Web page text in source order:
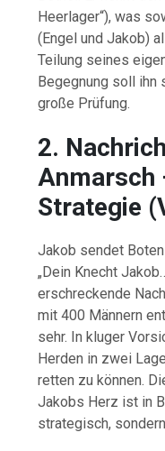
Heerlager“),was
(EngelundJakob)
Teilung seines
Begegnung soll ihn
große Prüfung.
2.
Strategie (
Jakob sendet
„Dein Knecht
erschreckende
mit400 Männern
sehr. Inkluger
Herden in zwei
retten zukönnen.
Jakobs Herz ist in
strategisch,